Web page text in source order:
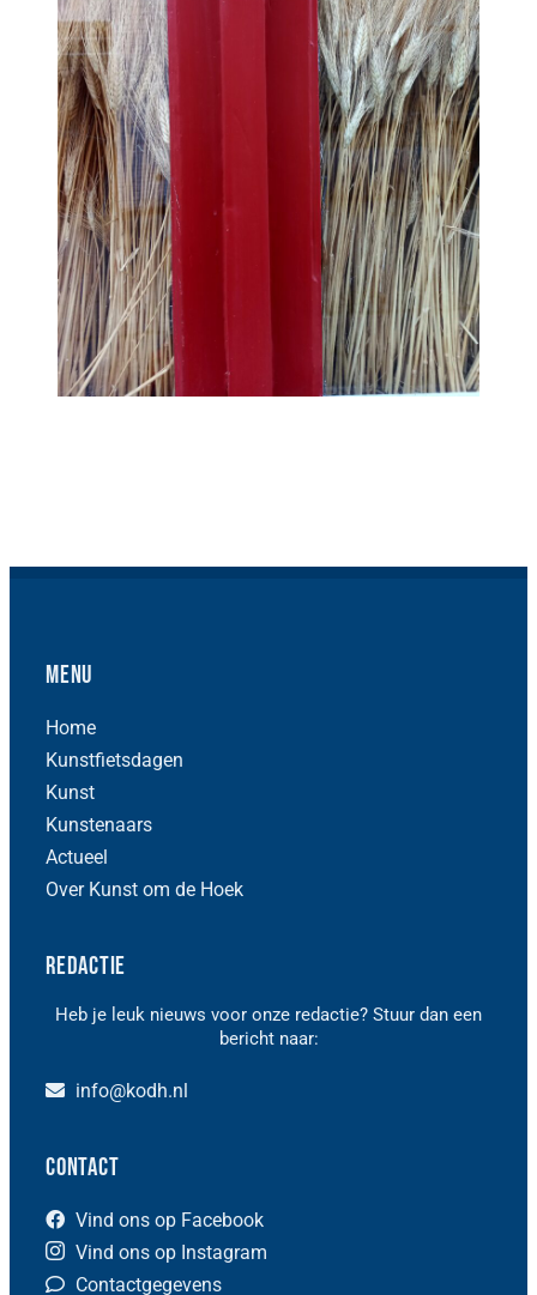
Menu
Home
Kunstfietsdagen
Kunst
Kunstenaars
Actueel
Over Kunst om de Hoek
Redactie
Heb je leuk nieuws voor onze redactie? Stuur dan een
bericht naar:
info@kodh.nl
Contact
Vind ons op Facebook
Vind ons op Instagram
Contactgegevens